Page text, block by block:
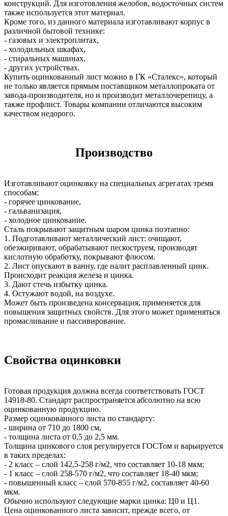
конструкций. Для изготовления желобов, водосточных систем
также используется этот материал.
Кроме того, из данного материала изготавливают корпус в
различной бытовой технике:
- газовых и электроплитах,
- холодильных шкафах,
- стиральных машинах,
- других устройствах.
Купить оцинкованный лист можно в ГК «Сталекс», который
не только является прямым поставщиком металлопроката от
завода-производителя, но и производит металлочерепицу, а
также профлист. Товары компании отличаются высоким
качеством недорого.
Производство
Изготавливают оцинковку на специальных агрегатах тремя
способам:
- горячее цинкование,
- гальванизация,
- холодное цинкование.
Сталь покрывают защитным шаром цинка поэтапно:
1. Подготавливают металлический лист: очищают,
обезжиривают, обрабатывают пескоструем, производят
кислотную обработку, покрывают флюсом.
2. Лист опускают в ванну, где налит расплавленный цинк.
Происходит реакция железа и цинка.
3. Дают стечь избытку цинка.
4. Остужают водой, на воздухе.
Может быть произведена консервация, применяется для
повышения защитных свойств. Для этого может применяться
промасливание и пассивирование.
Свойства оцинковки
Готовая продукция должна всегда соответствовать ГОСТ
14918-80. Стандарт распространяется абсолютно на всю
оцинкованную продукцию.
Размер оцинкованного листа по стандарту:
- ширина от 710 до 1800 см,
- толщина листа от 0,5 до 2,5 мм.
Толщина цинкового слоя регулируется ГОСТом и варьируется
в таких пределах:
- 2 класс – слой 142,5-258 г/м2, что составляет 10-18 мкм;
- 1 класс – слой 258-570 г/м2, что составляет 18-40 мкм;
- повышенный класс – слой 570-855 г/м2, составляет 40-60
мкм.
Обычно используют следующие марки цинка: Ц0 и Ц1.
Цена оцинкованного листа зависит, прежде всего, от